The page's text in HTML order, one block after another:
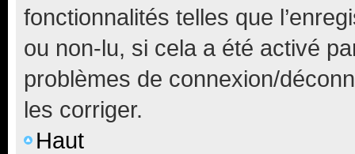
fonctionnalités telles que
ou non-lu, si cela a été activé
problèmes de connexion/
les corriger.
Haut